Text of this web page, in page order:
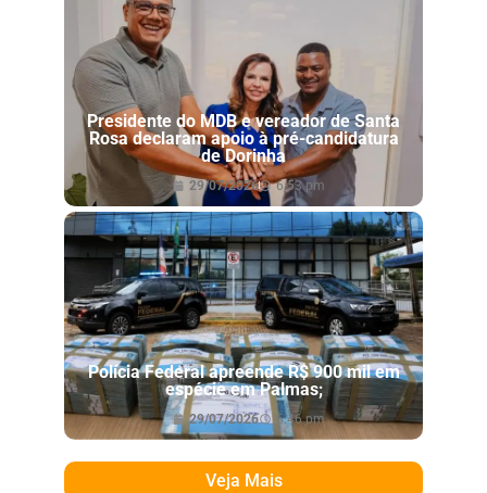
Presidente do MDB e vereador de Santa
Rosa declaram apoio à pré-candidatura
de Dorinha
29/07/2026 6:53 pm
Polícia Federal apreende R$ 900 mil em
espécie em Palmas;
29/07/2026 6:46 pm
Veja Mais